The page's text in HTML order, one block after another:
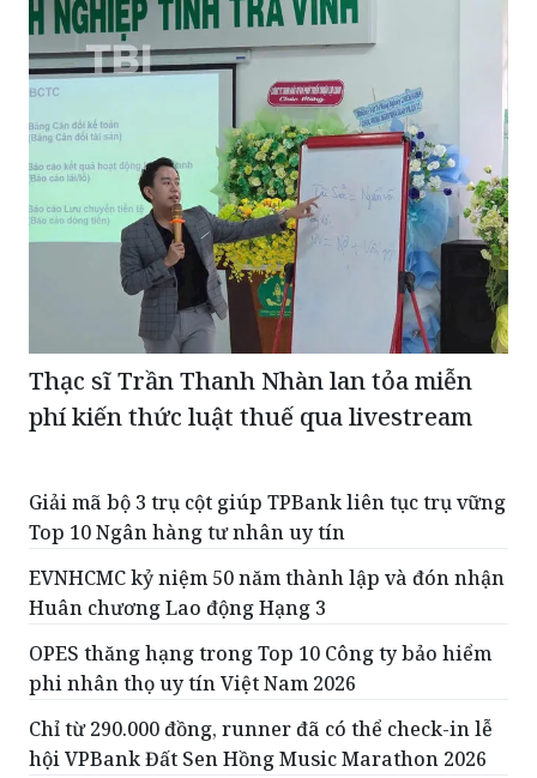
Thạc sĩ Trần Thanh Nhàn lan tỏa miễn
phí kiến thức luật thuế qua livestream
Giải mã bộ 3 trụ cột giúp TPBank liên tục trụ vững
Top 10 Ngân hàng tư nhân uy tín
EVNHCMC kỷ niệm 50 năm thành lập và đón nhận
Huân chương Lao động Hạng 3
OPES thăng hạng trong Top 10 Công ty bảo hiểm
phi nhân thọ uy tín Việt Nam 2026
Chỉ từ 290.000 đồng, runner đã có thể check-in lễ
hội VPBank Đất Sen Hồng Music Marathon 2026